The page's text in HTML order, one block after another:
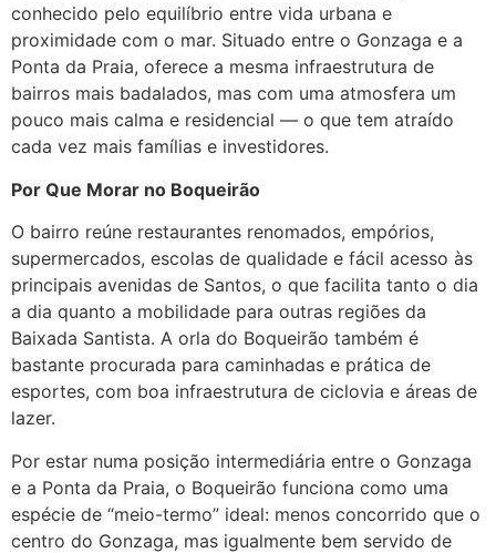
conhecido pelo equilíbrio entre vida urbana e
proximidade com o mar. Situado entre o Gonzaga e a
Ponta da Praia, oferece a mesma infraestrutura de
bairros mais badalados, mas com uma atmosfera um
pouco mais calma e residencial — o que tem atraído
cada vez mais famílias e investidores.
Por Que Morar no Boqueirão
O bairro reúne restaurantes renomados, empórios,
supermercados, escolas de qualidade e fácil acesso às
principais avenidas de Santos, o que facilita tanto o dia
a dia quanto a mobilidade para outras regiões da
Baixada Santista. A orla do Boqueirão também é
bastante procurada para caminhadas e prática de
esportes, com boa infraestrutura de ciclovia e áreas de
lazer.
Por estar numa posição intermediária entre o Gonzaga
e a Ponta da Praia, o Boqueirão funciona como uma
espécie de “meio-termo” ideal: menos concorrido que o
centro do Gonzaga, mas igualmente bem servido de